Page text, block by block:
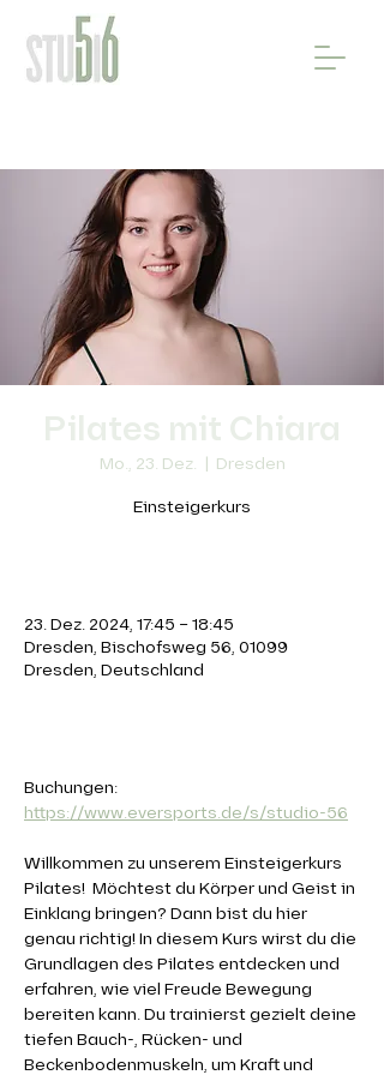
Pilates mit Chiara
Mo., 23. Dez.
  |
Dresden
Einsteigerkurs
23. Dez. 2024, 17:45 – 18:45
Dresden, Bischofsweg 56, 01099
Dresden, Deutschland
Buchungen:
https://www.eversports.de/s/studio-56
Willkommen zu unserem Einsteigerkurs
Pilates!  Möchtest du Körper und Geist in
Einklang bringen? Dann bist du hier
genau richtig! In diesem Kurs wirst du die
Grundlagen des Pilates entdecken und
erfahren, wie viel Freude Bewegung
bereiten kann. Du trainierst gezielt deine
tiefen Bauch-, Rücken- und
Beckenbodenmuskeln, um Kraft und